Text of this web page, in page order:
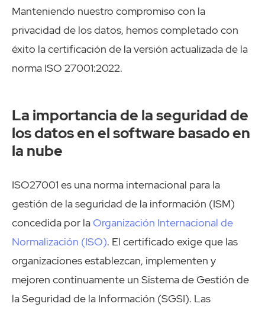
Manteniendo nuestro compromiso con la
privacidad de los datos, hemos completado con
éxito la certificación de la versión actualizada de la
norma ISO 27001:2022.
La importancia de la seguridad de
los datos en el software basado en
la nube
ISO27001 es una norma internacional para la
gestión de la seguridad de la información (ISM)
concedida por laOrganización Internacional de
Normalización (ISO). El certificado exige que las
organizaciones establezcan, implementen y
mejoren continuamente un Sistema de Gestión de
la Seguridad de la Información (SGSI). Las